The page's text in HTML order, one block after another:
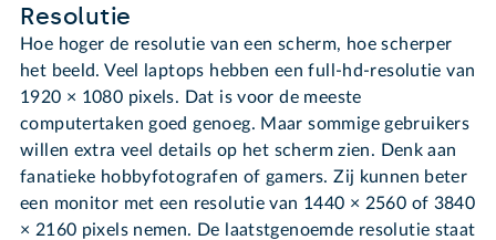
Resolutie
Hoe hoger de resolutie van een scherm, hoe scherper
het beeld. Veel laptops hebben een full-hd-resolutie van
1920 × 1080 pixels. Dat is voor de meeste
computertaken goed genoeg. Maar sommige gebruikers
willen extra veel details op het scherm zien. Denk aan
fanatieke hobbyfotografen of gamers. Zij kunnen beter
een monitor met een resolutie van 1440 × 2560 of 3840
× 2160 pixels nemen. De laatstgenoemde resolutie staat